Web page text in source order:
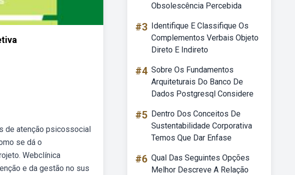
de atenção psicossocial
se dá o
Webclínica
e da gestão no sus
Obsolescência Percebida
#3 Identifique E Classifique Os
Complementos Verbais Objeto
Direto E Indireto
#4 Sobre Os Fundamentos
Arquiteturais Do Banco De
Dados Postgresql Considere
#5 Dentro Dos Conceitos De
Sustentabilidade Corporativa
Temos Que Dar Enfase
#6 Qual Das Seguintes Opções
Melhor Descreve A Relação